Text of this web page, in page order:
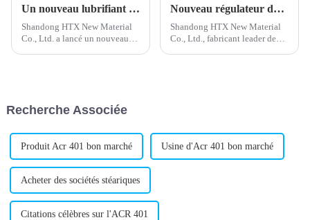
Un nouveau lubrifiant externe en PVC améliore les performances du produit
Shandong HTX New Material
Co., Ltd. a lancé un nouveau
destiné à…
Nouveau régulateur de mousse PVC développé pour une production améliorée
Shandong HTX New Material
Co., Ltd., fabricant leader de
Recherche Associée
Produit Acr 401 bon marché Usine d'Acr 401 bon marché
Acheter des sociétés stéariques
Citations célèbres sur l'ACR 401